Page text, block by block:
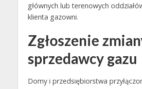
głównych lub terenowych
klienta gazowni.
Zgłoszenie
sprzedawcy gazu
Domy i przedsiębiorstwa